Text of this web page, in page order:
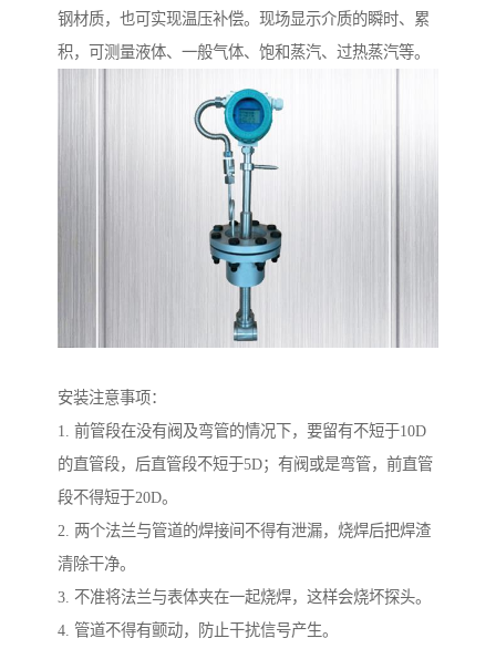
钢材质，也可实现温压补偿。现场显示介质的瞬时、累
积，可测量液体、一般气体、饱和蒸汽、过热蒸汽等。
安装注意事项：
1. 前管段在没有阀及弯管的情况下，要留有不短于10D
的直管段，后直管段不短于5D；有阀或是弯管，前直管
段不得短于20D。
2. 两个法兰与管道的焊接间不得有泄漏，烧焊后把焊渣
清除干净。
3. 不准将法兰与表体夹在一起烧焊，这样会烧坏探头。
4. 管道不得有颤动，防止干扰信号产生。